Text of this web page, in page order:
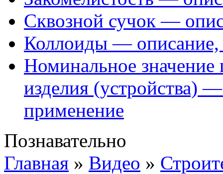
Сквозной сучок —
Коллоиды — описание,
Номинальное значение
изделия (устройства)
применение
Познавательно
Главная » Видео »